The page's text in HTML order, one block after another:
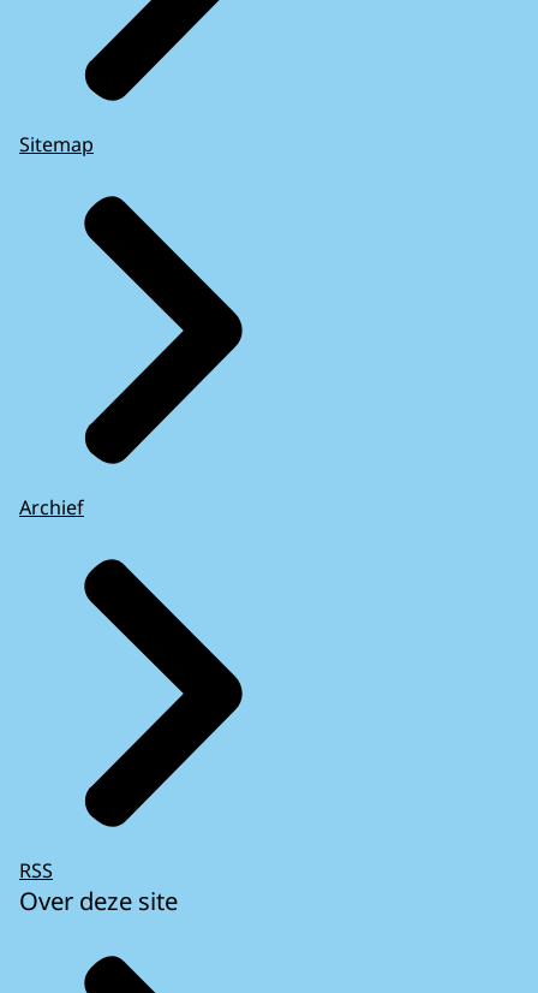
Sitemap
Archief
RSS
Over deze site